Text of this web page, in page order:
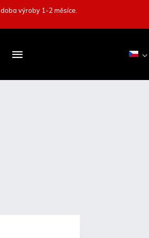
výroby 1-2 měsíce.